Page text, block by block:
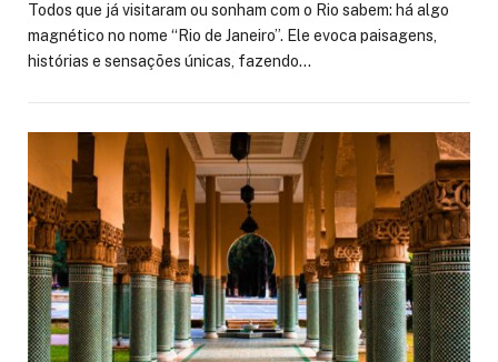
Todos que já visitaram ou sonham com o Rio sabem: há algo
magnético no nome “Rio de Janeiro”. Ele evoca paisagens,
histórias e sensações únicas, fazendo…